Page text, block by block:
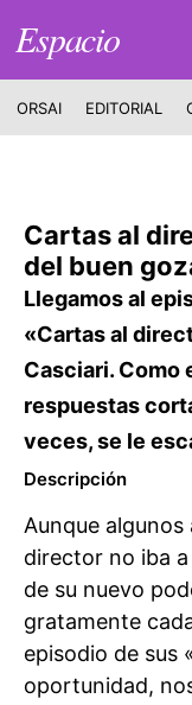
Espacio
ORSAI EDITORIAL
Cartas al
del buen
Llegamos al
«Cartas al
Casciari. Como
respuestas
veces, se le
Descripción
Aunque
director no iba
de su nuevo
gratamente
episodio de sus
oportunidad,